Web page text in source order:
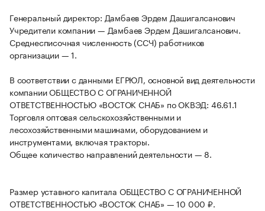
Генеральный директор: Дамбаев Эрдем Дашигалсанович
Учредители компании — Дамбаев Эрдем Дашигалсанович.
Среднесписочная численность (ССЧ) работников
организации — 1.
В соответствии с данными ЕГРЮЛ, основной вид деятельности
компании ОБЩЕСТВО С ОГРАНИЧЕННОЙ
ОТВЕТСТВЕННОСТЬЮ «ВОСТОК СНАБ» по ОКВЭД: 46.61.1
Торговля оптовая сельскохозяйственными и
лесохозяйственными машинами, оборудованием и
инструментами, включая тракторы.
Общее количество направлений деятельности — 8.
Размер уставного капитала ОБЩЕСТВО С ОГРАНИЧЕННОЙ
ОТВЕТСТВЕННОСТЬЮ «ВОСТОК СНАБ» — 10 000 ₽.